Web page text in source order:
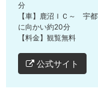
分
【車】鹿沼ＩＣ～ 宇
に向かい約20分
【料金】観覧無料
公式サイト